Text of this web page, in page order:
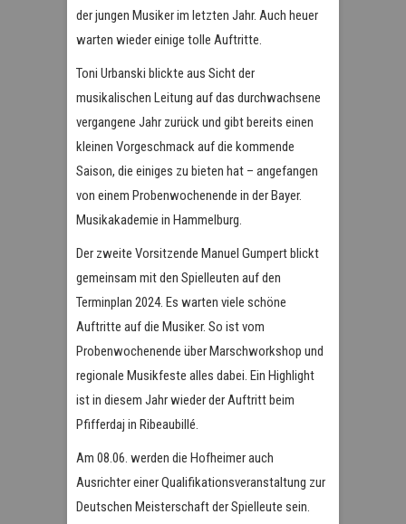
der jungen Musiker im letzten Jahr. Auch heuer
warten wieder einige tolle Auftritte.
Toni Urbanski blickte aus Sicht der
musikalischen Leitung auf das durchwachsene
vergangene Jahr zurück und gibt bereits einen
kleinen Vorgeschmack auf die kommende
Saison, die einiges zu bieten hat – angefangen
von einem Probenwochenende in der Bayer.
Musikakademie in Hammelburg.
Der zweite Vorsitzende Manuel Gumpert blickt
gemeinsam mit den Spielleuten auf den
Terminplan 2024. Es warten viele schöne
Auftritte auf die Musiker. So ist vom
Probenwochenende über Marschworkshop und
regionale Musikfeste alles dabei. Ein Highlight
ist in diesem Jahr wieder der Auftritt beim
Pfifferdaj in Ribeaubillé.
Am 08.06. werden die Hofheimer auch
Ausrichter einer Qualifikationsveranstaltung zur
Deutschen Meisterschaft der Spielleute sein.